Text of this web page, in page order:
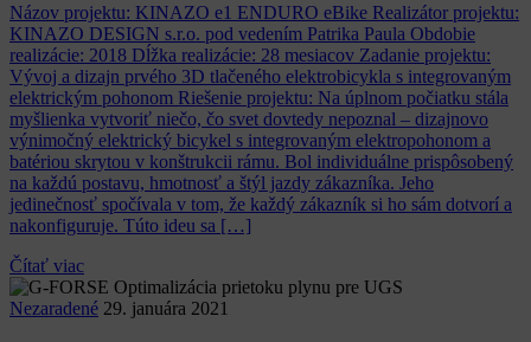
Názov projektu: KINAZO e1 ENDURO eBike Realizátor projektu:
KINAZO DESIGN s.r.o. pod vedením Patrika Paula Obdobie
realizácie: 2018 Dĺžka realizácie: 28 mesiacov Zadanie projektu:
Vývoj a dizajn prvého 3D tlačeného elektrobicykla s integrovaným
elektrickým pohonom Riešenie projektu: Na úplnom počiatku stála
myšlienka vytvoriť niečo, čo svet dovtedy nepoznal – dizajnovo
výnimočný elektrický bicykel s integrovaným elektropohonom a
batériou skrytou v konštrukcii rámu. Bol individuálne prispôsobený
na každú postavu, hmotnosť a štýl jazdy zákazníka. Jeho
jedinečnosť spočívala v tom, že každý zákazník si ho sám dotvorí a
nakonfiguruje. Túto ideu sa […]
Čítať viac
Nezaradené 29. januára 2021